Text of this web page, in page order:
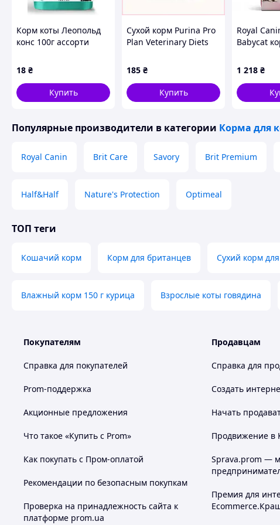
активные и привередливые котята
🛒 Почему стоит купить:
высокий процент натурального мяса
сбалансированный комплекс питательных веществ
нежный вкус для котят
пушистого друга!
Корм коты Леопольд
конс 100г ассорти
овощи)
18 ₴
Купить
Сухой корм Purina Pro
Plan Veterinary Diets
МКБ 350г, 8A809EX403
185 ₴
Купить
Royal
Babycat
кг
1 218 ₴
Популярные производители в категории Корма для
Royal Canin Brit Care Savory Brit Premium
Half&Half Nature's Protection Optimeal
ТОП теги
Кошачий корм Корм для британцев Сухий корм
Влажный корм 150 г курица Взрослые коты говядина
Покупателям
Справка для покупателей
Prom-поддержка
Акционные предложения
Что такое «Купить с Prom»
Как покупать с Пром-оплатой
Рекомендации по безопасным покупкам
Проверка на принадлежность сайта к
платформе prom.ua
Продавцам
Справка для
Создать
Начать
Продвижение в
Sprava.prom —
Премия для